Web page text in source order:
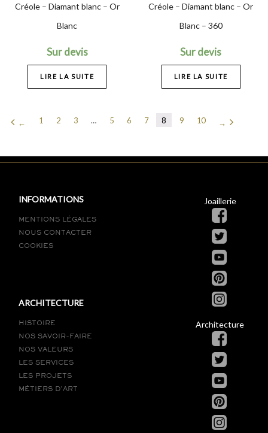
Créole – Diamant blanc – Or
Blanc
Sur devis
LIRE LA SUITE
Créole – Diamant blanc – Or
Blanc – 360
Sur devis
LIRE LA SUITE
← 1 2 3 … 5 6 7 8 9 10 →
INFORMATIONS
MENTIONS LÉGALES
NOUS CONTACTER
COOKIES
ARCHITECTURE
HISTOIRE
NOS SAVOIR-FAIRE
NOS VALEURS
LES SERVICES
LES PROJETS
MÉTIERS D’ART
Joaillerie
Architecture